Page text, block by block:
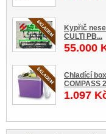
Kypřič
CULTI PB...
55.000
Chladící box
COMPASS
1.097